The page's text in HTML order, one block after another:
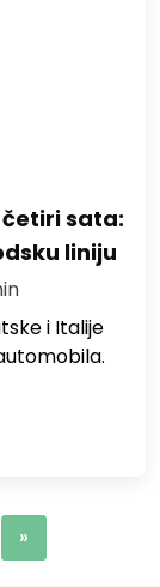
sata:
liniju
i Italije
»